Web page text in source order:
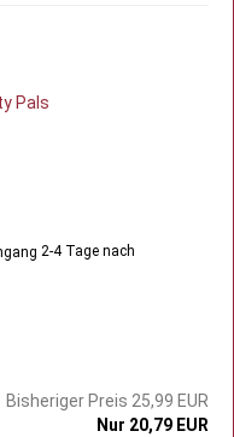
2-4 Tage nach
Bisheriger Preis 25,99 EUR
Nur 20,79 EUR